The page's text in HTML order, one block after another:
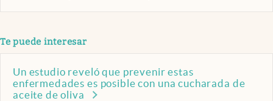
Te puede interesar
Un estudio reveló que prevenir estas
enfermedades es posible con una cucharada de
aceite de oliva